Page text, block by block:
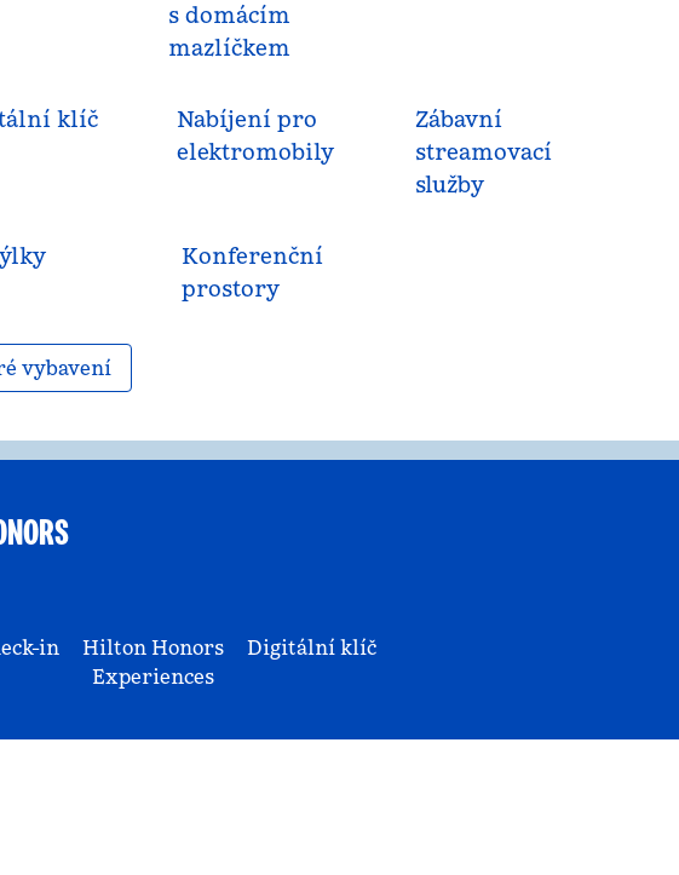
s domácím
mazlíčkem
klíč
Nabíjení pro
elektromobily
Zábavní
streamovací
služby
Konferenční
prostory
vybavení
in
Hilton Honors
Experiences
Digitální klíč